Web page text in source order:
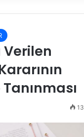
Verilen
13